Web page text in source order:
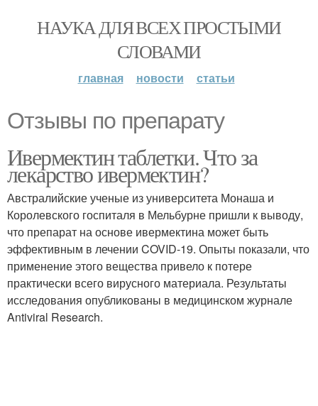
НАУКА ДЛЯ ВСЕХ ПРОСТЫМИ
СЛОВАМИ
главная новости статьи
Отзывы по препарату
Ивермектин таблетки. Что за
лекарство ивермектин?
Австралийские ученые из университета Монаша и
Королевского госпиталя в Мельбурне пришли к выводу,
что препарат на основе ивермектина может быть
эффективным в лечении COVID-19. Опыты показали, что
применение этого вещества привело к потере
практически всего вирусного материала. Результаты
исследования опубликованы в медицинском журнале
Antiviral Research.